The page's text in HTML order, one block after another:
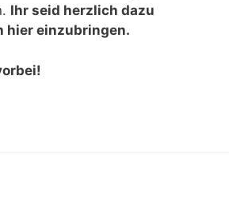
Ihr seid herzlich dazu
hier einzubringen.